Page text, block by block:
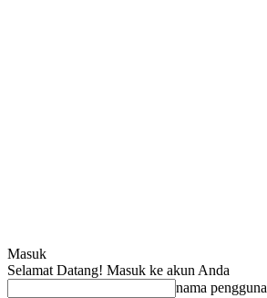
Masuk
Selamat Datang! Masuk ke akun Anda
nama pengguna